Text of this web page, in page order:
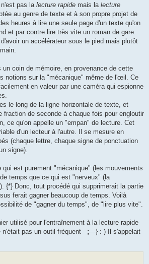
pas la lecture rapide mais la lecture
au genre de texte et à son propre projet de
heures à lire une seule page d'un texte qu'on
et par contre lire très vite un roman de gare.
un accélérateur sous le pied mais plutôt
un coin de mémoire, en provenance de cette
notions sur la "mécanique" même de l'œil. Ce
en valeur par une caméra qui espionne
le long de la ligne horizontale de texte, et
fraction de seconde à chaque fois pour engloutir
ce qu'on appelle un "empan" de lecture. Cet
d'un lecteur à l'autre. Il se mesure en
(chaque lettre, chaque signe de ponctuation
signe).
qui est purement "mécanique" (les mouvements
temps que ce qui est "nerveux" (la
{*} Donc, tout procédé qui supprimerait la partie
ferait gagner beaucoup de temps. Voilà
de "gagner du temps", de "lire plus vite".
utilisé pour l'entraînement à la lecture rapide
n'était pas un outil fréquent ;—} : ) Il s'appelait